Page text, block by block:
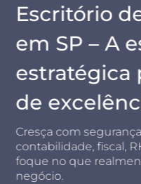
Escritório
em SP – A
estratégica
de
Cresça com
contabilidade, fiscal,
foque no que
negócio.